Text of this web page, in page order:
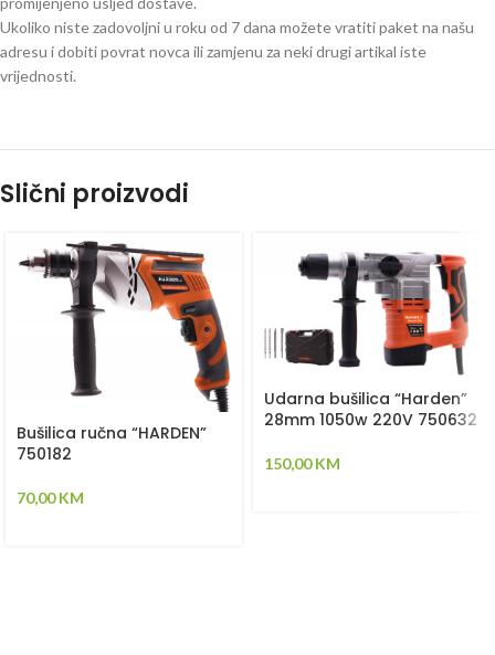
Ukoliko niste zadovoljni u roku od 7 dana možete vratiti paket na našu
adresu i dobiti povrat novca ili zamjenu za neki drugi artikal iste
vrijednosti.
Slični proizvodi
Bušilica ručna “HARDEN”
750182
70,00KM
Udarna bušilica “Harden”
28mm 1050w 220V 750632
150,00KM